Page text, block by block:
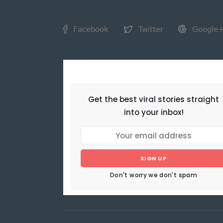
Facebook Twitter Google+
Get the best viral stories straight
into your inbox!
SIGN UP
Don't worry we don't spam